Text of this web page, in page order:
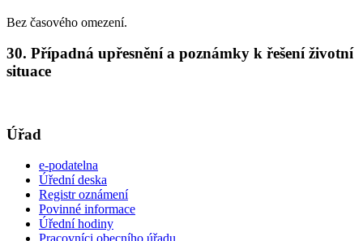
Bez časového omezení.
30. Případná upřesnění a poznámky k řešení životní
situace
Úřad
e-podatelna
Úřední deska
Registr oznámení
Povinné informace
Úřední hodiny